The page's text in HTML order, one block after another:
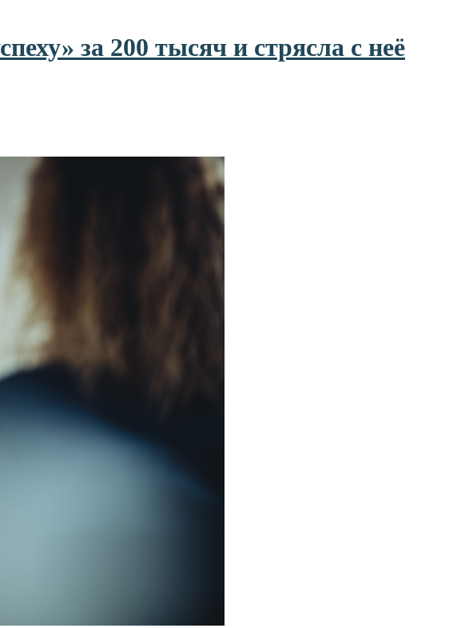
за 200 тысяч и стрясла с неё